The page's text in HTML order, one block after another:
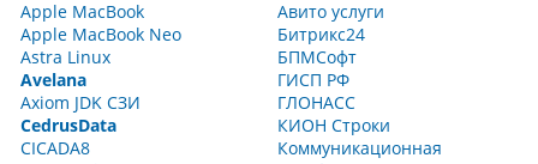
Apple MacBook
Apple MacBook Neo
Astra Linux
Avelana
Axiom JDK СЗИ
CedrusData
CICADA8
Авито услуги
Битрикс24
БПМСофт
ГИСП РФ
ГЛОНАСС
КИОН Строки
Коммуникационная